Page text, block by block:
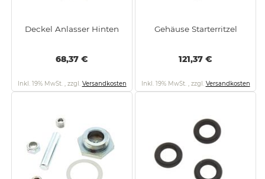
Deckel Anlasser Hinten
68,37 €
Inkl. 19% MwSt. , zzgl. Versandkosten
Gehäuse Starterritzel
121,37 €
Inkl. 19% MwSt. , zzgl. Versandkosten